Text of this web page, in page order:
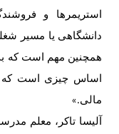
استریمرها و
دانشگاهی یا مسیر
همچنین مهم است که
اساس چیزی است که
مالی.»
آلیسا تاکر، معلم